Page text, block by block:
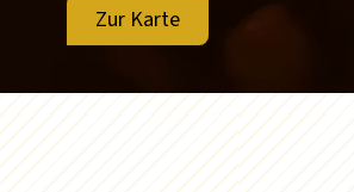
Zur Karte